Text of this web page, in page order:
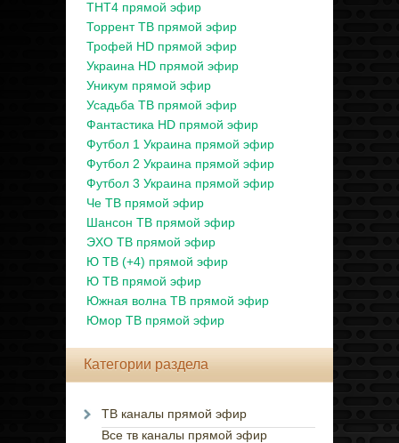
ТНТ4 прямой эфир
Торрент ТВ прямой эфир
Трофей HD прямой эфир
Украина HD прямой эфир
Уникум прямой эфир
Усадьба ТВ прямой эфир
Фантастика HD прямой эфир
Футбол 1 Украина прямой эфир
Футбол 2 Украина прямой эфир
Футбол 3 Украина прямой эфир
Че ТВ прямой эфир
Шансон ТВ прямой эфир
ЭХО ТВ прямой эфир
Ю ТВ (+4) прямой эфир
Ю ТВ прямой эфир
Южная волна ТВ прямой эфир
Юмор ТВ прямой эфир
Категории раздела
ТВ каналы прямой эфир
Все тв каналы прямой эфир